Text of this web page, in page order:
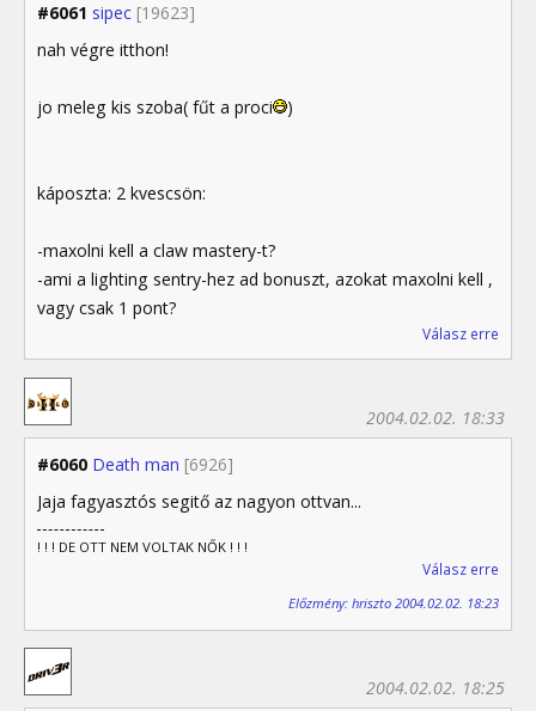
#6061 sipec [19623]
nah végre itthon!
jo meleg kis szoba( fűt a proci )
káposzta: 2 kvescsön:
-maxolni kell a claw mastery-t?
-ami a lighting sentry-hez ad bonuszt, azokat maxolni kell ,
vagy csak 1 pont?
Válasz erre
#6060 Death man [6926]
2004.02.02. 18:33
Jaja fagyasztós segitő az nagyon ottvan...
! ! ! DE OTT NEM VOLTAK NŐK ! ! !
Válasz erre
Előzmény: hriszto 2004.02.02. 18:23
2004.02.02. 18:25